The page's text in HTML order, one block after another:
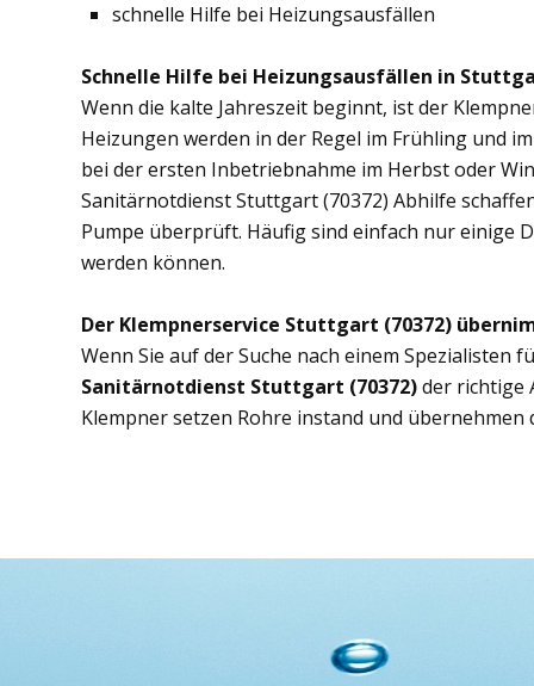
schnelle Hilfe bei Heizungsausfällen
Schnelle Hilfe bei Heizungsausfällen in
Wenn die kalte Jahreszeit beginnt, ist der
Heizungen werden in der Regel im Frühling und
bei der ersten Inbetriebnahme im Herbst oder
Sanitärnotdienst Stuttgart (70372) Abhilfe
Pumpe überprüft. Häufig sind einfach nur einige
werden können.
Der Klempnerservice Stuttgart (70372)
Wenn Sie auf der Suche nach einem Spezialisten
Sanitärnotdienst Stuttgart (70372)der richtige
Klempner setzen Rohre instand und